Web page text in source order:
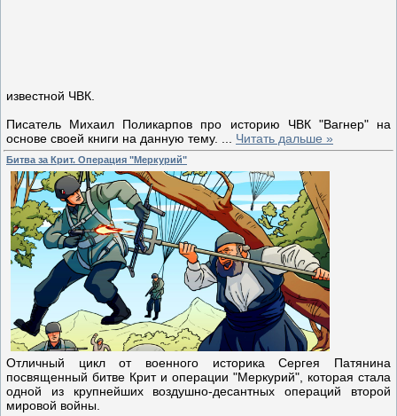
известной ЧВК.
Писатель Михаил Поликарпов про историю ЧВК "Вагнер" на
основе своей книги на данную тему.
Читать дальше »
Битва за Крит. Операция "Меркурий"
Отличный цикл от военного историка Сергея Патянина
посвященный битве Крит и операции "Меркурий", которая стала
одной из крупнейших воздушно-десантных операций второй
мировой войны.